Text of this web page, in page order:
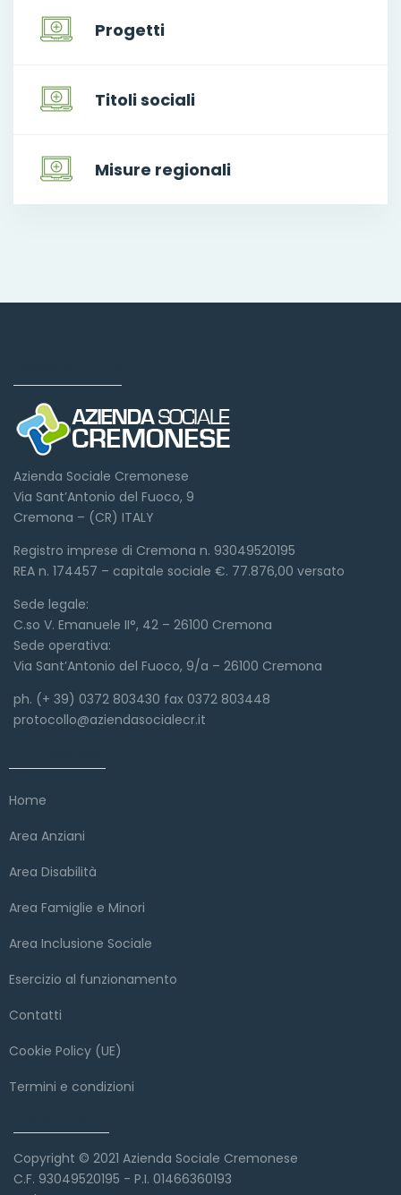
Progetti
Titoli sociali
Misure regionali
Azienda Sociale Cremonese
Via Sant’Antonio del Fuoco, 9
Cremona – (CR) ITALY
Registro imprese di Cremona n. 93049520195
REA n. 174457 – capitale sociale €. 77.876,00 versato
Sede legale:
C.so V. Emanuele II°, 42 – 26100 Cremona
Sede operativa:
Via Sant’Antonio del Fuoco, 9/a – 26100 Cremona
ph. (+ 39) 0372 803430 fax 0372 803448
protocollo@aziendasocialecr.it
Home
Area Anziani
Area Disabilità
Area Famiglie e Minori
Area Inclusione Sociale
Esercizio al funzionamento
Contatti
Cookie Policy (UE)
Termini e condizioni
Copyright © 2021 Azienda Sociale Cremonese
C.F. 93049520195 - P.I. 01466360193